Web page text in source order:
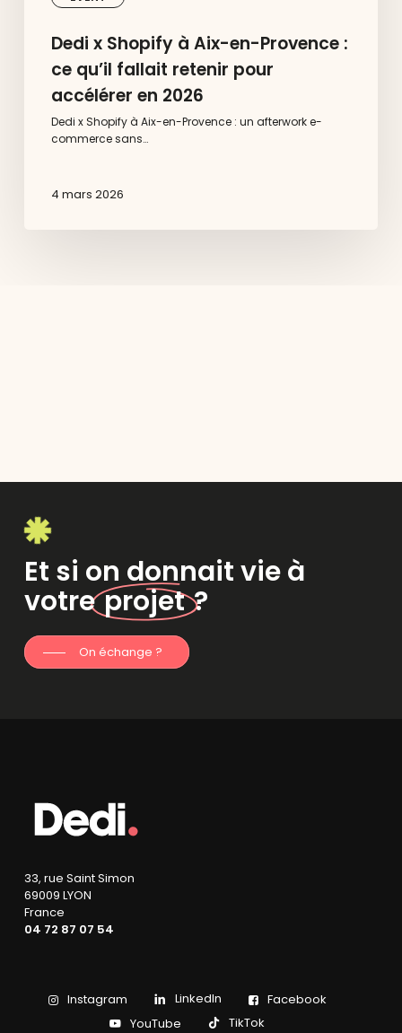
Dedi x Shopify à Aix-en-Provence :
ce qu’il fallait retenir pour
accélérer en 2026
Dedi x Shopify à Aix-en-Provence : un afterwork e-
commerce sans…
4 mars 2026
Et si on donnait vie à
votreprojet?
On échange ?
33, rue Saint Simon
69009 LYON
France
04 72 87 07 54
Instagram LinkedIn
Facebook
YouTube
TikTok